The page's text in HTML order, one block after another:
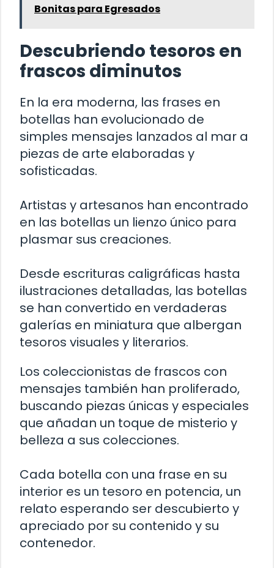
Bonitas para Egresados
Descubriendo tesoros en
frascos diminutos
En la era moderna, las frases en
botellas han evolucionado de
simples mensajes lanzados al mar a
piezas de arte elaboradas y
sofisticadas.
Artistas y artesanos han encontrado
en las botellas un lienzo único para
plasmar sus creaciones.
Desde escrituras caligráficas hasta
ilustraciones detalladas, las botellas
se han convertido en verdaderas
galerías en miniatura que albergan
tesoros visuales y literarios.
Los coleccionistas de frascos con
mensajes también han proliferado,
buscando piezas únicas y especiales
que añadan un toque de misterio y
belleza a sus colecciones.
Cada botella con una frase en su
interior es un tesoro en potencia, un
relato esperando ser descubierto y
apreciado por su contenido y su
contenedor.